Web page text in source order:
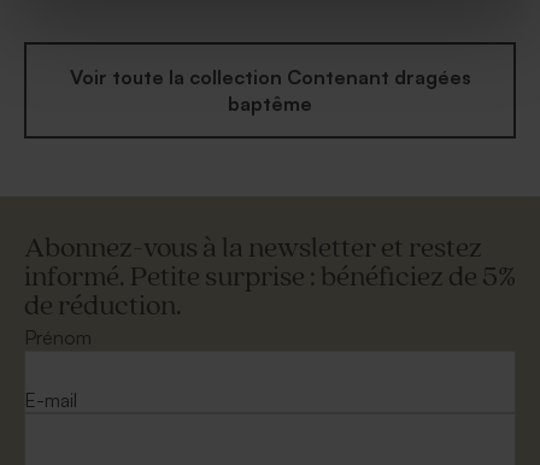
Voir toute la collection Contenant dragées
baptême
Abonnez-vous à la newsletter et restez
informé. Petite surprise : bénéficiez de 5%
de réduction.
Prénom
E-mail